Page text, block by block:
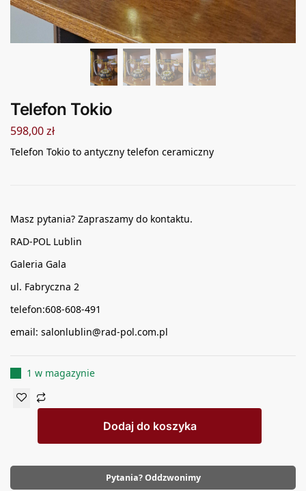
Telefon Tokio
598,00zł
Telefon Tokio to antyczny telefon ceramiczny
Masz pytania? Zapraszamy do kontaktu.
RAD-POL Lublin
Galeria Gala
ul. Fabryczna 2
telefon:608-608-491
email: salonlublin@rad-pol.com.pl
1 w magazynie
Dodaj do koszyka
Pytania? Oddzwonimy